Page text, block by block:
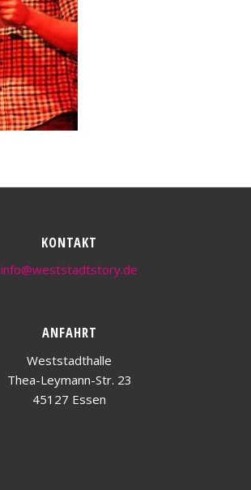
KONTAKT
info@weststadtstory.de
ANFAHRT
Weststadthalle
Thea-Leymann-Str. 23
45127 Essen